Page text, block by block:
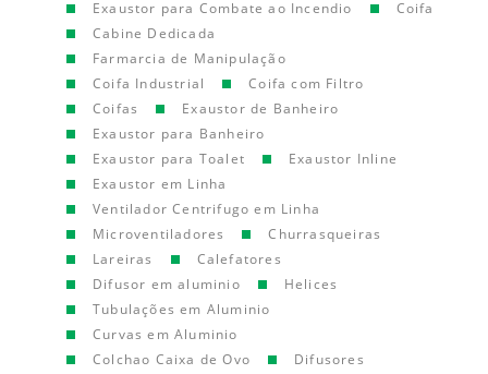
Exaustor para Combate ao Incendio
Coifa
Cabine Dedicada
Farmarcia de Manipulação
Coifa Industrial
Coifa com Filtro
Coifas
Exaustor de Banheiro
Exaustor para Banheiro
Exaustor para Toalet
Exaustor Inline
Exaustor em Linha
Ventilador Centrifugo em Linha
Microventiladores
Churrasqueiras
Lareiras
Calefatores
Difusor em aluminio
Helices
Tubulações em Aluminio
Curvas em Aluminio
Colchao Caixa de Ovo
Difusores